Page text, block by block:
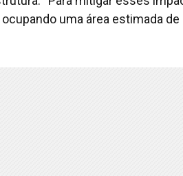
uma área estimada de